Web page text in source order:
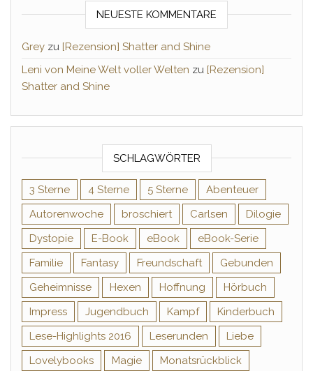
NEUESTE KOMMENTARE
Grey zu [Rezension] Shatter and Shine
Leni von Meine Welt voller Welten zu [Rezension]
Shatter and Shine
SCHLAGWÖRTER
3 Sterne 4 Sterne 5 Sterne
Abenteuer
Autorenwoche
broschiert Carlsen
Dilogie
Dystopie
E-Book eBook
eBook-Serie
Familie
Fantasy Freundschaft
Gebunden
Geheimnisse
Hexen Hoffnung
Hörbuch
Impress
Jugendbuch Kampf
Kinderbuch
Lese-Highlights 2016
Leserunden
Liebe
Lovelybooks
Magie
Monatsrückblick